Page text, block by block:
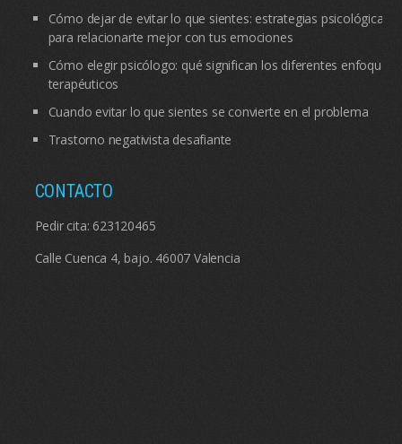
Cómo dejar de evitar lo que sientes: estrategias psicológicas
para relacionarte mejor con tus emociones
Cómo elegir psicólogo: qué significan los diferentes enfoques
terapéuticos
Cuando evitar lo que sientes se convierte en el problema
Trastorno negativista desafiante
CONTACTO
Pedir cita: 623120465
Calle Cuenca 4, bajo. 46007 Valencia